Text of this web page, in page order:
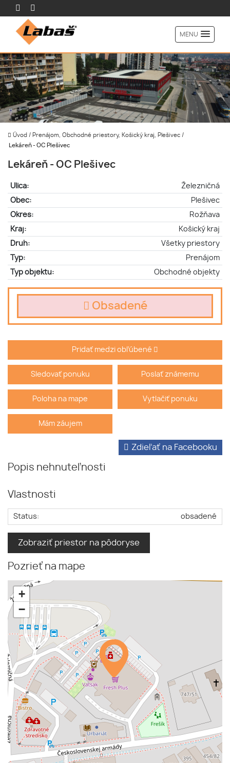
MENU
Úvod / Prenájom, Obchodné priestory, Košický kraj, Plešivec /
Lekáreň - OC Plešivec
Lekáreň - OC Plešivec
Ulica:
Železničná
Obec:
Plešivec
Okres:
Rožňava
Kraj:
Košický kraj
Druh:
Všetky priestory
Typ:
Prenájom
Typ objektu:
Obchodné objekty
Obsadené
Pridať medzi obľúbené
Sledovať ponuku Poslať známemu
Poloha na mape Vytlačiť ponuku
Mám záujem
Popis nehnuteľnosti
Zdieľať na Facebooku
Vlastnosti
Status: obsadené
Zobraziť priestor na pôdoryse
Pozrieť na mape
+
−